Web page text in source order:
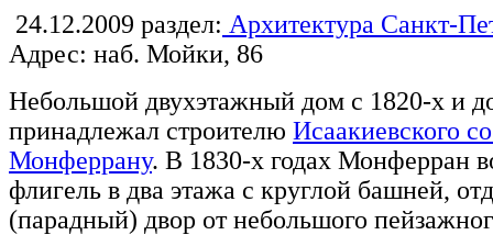
24.12.2009 раздел: Архитектура Санкт-
Адрес: наб. Мойки, 86
Небольшой двухэтажный дом с 1820-х и
принадлежал строителю Исаакиевского
Монферрану. В 1830-х годах Монферран
флигель в два этажа с круглой башней,
(парадный) двор от небольшого